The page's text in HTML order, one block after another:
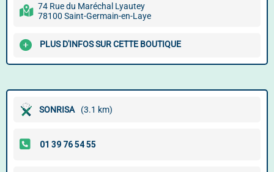
74 Rue du Maréchal Lyautey
78100 Saint-Germain-en-Laye
PLUS D'INFOS SUR CETTE BOUTIQUE
SONRISA (3.1 km)